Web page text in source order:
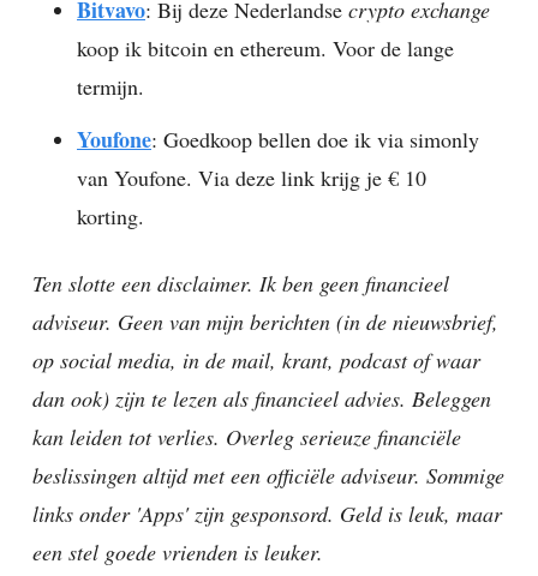
Bitvavo: Bij deze Nederlandse crypto exchange
koop ik bitcoin en ethereum. Voor de lange
termijn.
Youfone: Goedkoop bellen doe ik via simonly
van Youfone. Via deze link krijg je € 10
korting.
Ten slotte een disclaimer. Ik ben geen financieel
adviseur. Geen van mijn berichten (in de nieuwsbrief,
op social media, in de mail, krant, podcast of waar
dan ook) zijn te lezen als financieel advies. Beleggen
kan leiden tot verlies. Overleg serieuze financiële
beslissingen altijd met een officiële adviseur. Sommige
links onder 'Apps' zijn gesponsord. Geld is leuk, maar
een stel goede vrienden is leuker.